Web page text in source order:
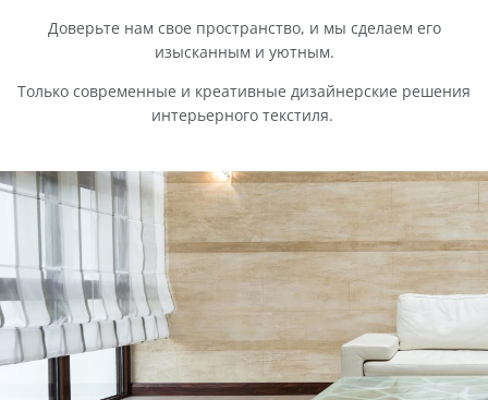
Доверьте нам свое пространство, и мы сделаем его
изысканным и уютным.
Только современные и креативные дизайнерские решения
интерьерного текстиля.